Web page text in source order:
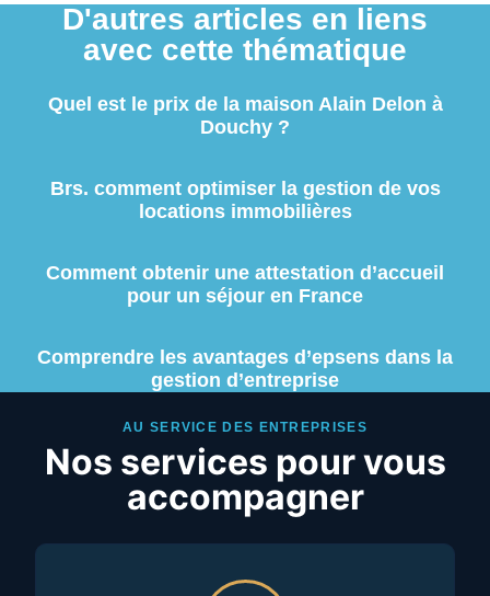
D'autres articles en liens
avec cette thématique
Quel est le prix de la maison Alain Delon à
Douchy ?
Brs. comment optimiser la gestion de vos
locations immobilières
Comment obtenir une attestation d’accueil
pour un séjour en France
Comprendre les avantages d’epsens dans la
gestion d’entreprise
AU SERVICE DES ENTREPRISES
Nos services pour vous
accompagner